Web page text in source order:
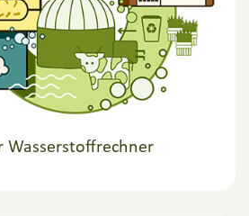
Wasserstoffrechner